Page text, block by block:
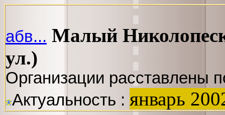
абв... Малый
ул.)
Организации расставлены
Актуальность : январь